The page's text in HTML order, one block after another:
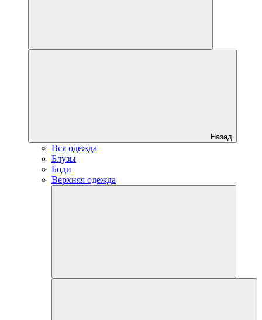
Назад
Вся одежда
Блузы
Боди
Верхняя одежда